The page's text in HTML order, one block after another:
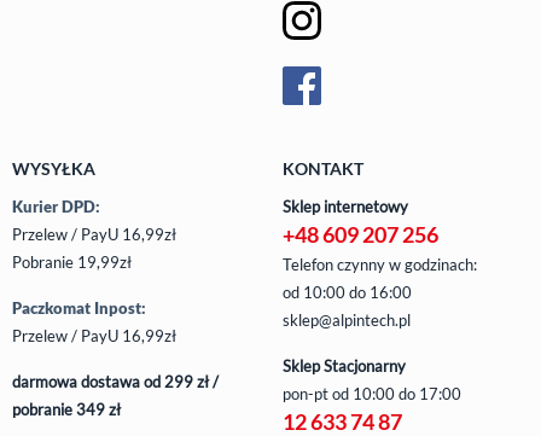
WYSYŁKA
Kurier DPD:
Przelew / PayU 16,99zł
Pobranie 19,99zł
Paczkomat Inpost:
Przelew / PayU 16,99zł
darmowa dostawa od 299 zł /
pobranie 349 zł
KONTAKT
Sklep internetowy
+48 609 207 256
Telefon czynny w godzinach:
od 10:00 do 16:00
sklep@alpintech.pl
Sklep Stacjonarny
pon-ptod 10:00 do 17:00
12 633 74 87